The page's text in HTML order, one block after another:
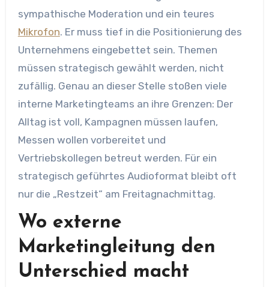
sympathische Moderation und ein teures
Mikrofon. Er muss tief in die Positionierung des
Unternehmens eingebettet sein. Themen
müssen strategisch gewählt werden, nicht
zufällig. Genau an dieser Stelle stoßen viele
interne Marketingteams an ihre Grenzen: Der
Alltag ist voll, Kampagnen müssen laufen,
Messen wollen vorbereitet und
Vertriebskollegen betreut werden. Für ein
strategisch geführtes Audioformat bleibt oft
nur die „Restzeit“ am Freitagnachmittag.
Wo externe
Marketingleitung den
Unterschied macht